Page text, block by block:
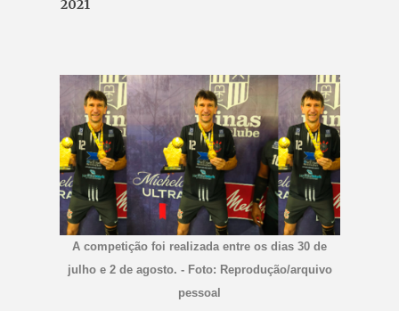
2021
A competição foi realizada entre os dias 30 de
julho e 2 de agosto. - Foto: Reprodução/arquivo
pessoal